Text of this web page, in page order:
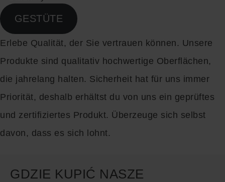
GESTÜTE
Erlebe Qualität, der Sie vertrauen können. Unsere
Produkte sind qualitativ hochwertige Oberflächen,
die jahrelang halten. Sicherheit hat für uns immer
Priorität, deshalb erhältst du von uns ein geprüftes
und zertifiziertes Produkt. Überzeuge sich selbst
davon, dass es sich lohnt.
GDZIE KUPIĆ NASZE